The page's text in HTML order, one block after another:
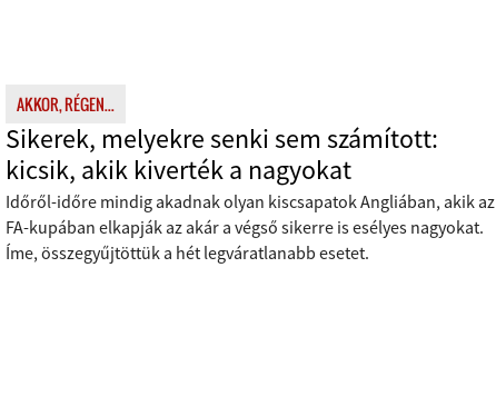
AKKOR, RÉGEN...
Sikerek, melyekre senki sem számított:
kicsik, akik kiverték a nagyokat
Időről-időre mindig akadnak olyan kiscsapatok Angliában, akik az
FA-kupában elkapják az akár a végső sikerre is esélyes nagyokat.
Íme, összegyűjtöttük a hét legváratlanabb esetet.